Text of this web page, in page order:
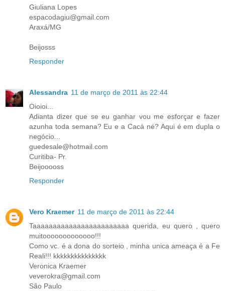
Giuliana Lopes
espacodagiu@gmail.com
Araxá/MG
Beijosss
Responder
Alessandra 11 de março de 2011 às 22:44
Oioioi...
Adianta dizer que se eu ganhar vou me esforçar e fazer
azunha toda semana? Eu e a Cacá né? Aqui é em dupla o
negócio...
guedesale@hotmail.com
Curitiba- Pr.
Beijooooss
Responder
Vero Kraemer 11 de março de 2011 às 22:44
Taaaaaaaaaaaaaaaaaaaaaaaa querida, eu quero , quero
muitooooooooooooo!!!
Como vc. é a dona do sorteio , minha unica ameaça é a Fe
Reali!!! kkkkkkkkkkkkkkk
Veronica Kraemer
veverokra@gmail.com
São Paulo